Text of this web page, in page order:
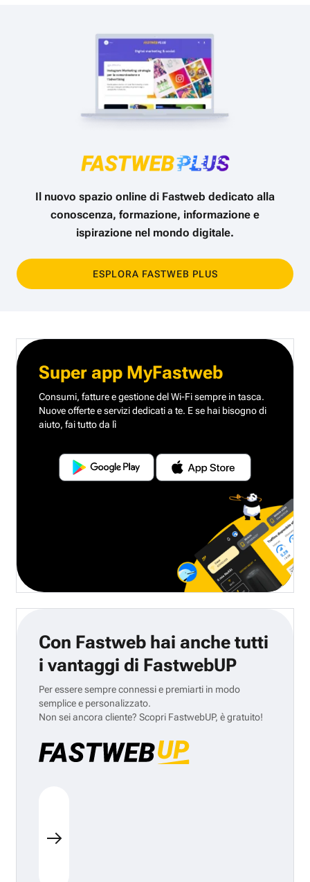
Il nuovo spazio online di Fastweb dedicato alla
conoscenza, formazione, informazione e
ispirazione nel mondo digitale.
ESPLORA FASTWEB PLUS
Super app MyFastweb
Consumi, fatture e gestione del Wi-Fi sempre in tasca.
Nuove offerte e servizi dedicati a te. E se hai bisogno di
aiuto, fai tutto da lì
Con Fastweb hai anche tutti
i vantaggi di FastwebUP
Per essere sempre connessi e premiarti in modo
semplice e personalizzato.
Non sei ancora cliente? Scopri FastwebUP, è gratuito!